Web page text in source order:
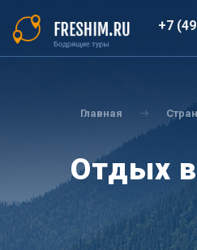
основному
содержанию
+7
Главная
Отдых